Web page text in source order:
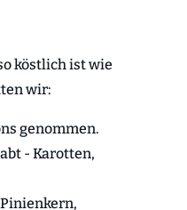
köstlich ist wie
wir:
genommen.
- Karotten,